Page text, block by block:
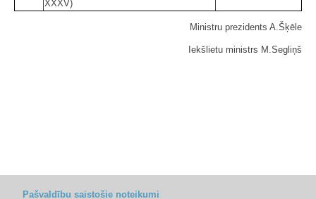
XXXV)
Ministru prezidents A.Šķēle
Iekšlietu ministrs M.Segliņš
Pašvaldību saistošie noteikumi